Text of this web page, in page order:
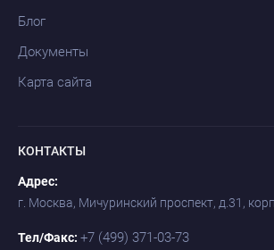
Блог
Документы
Карта сайта
КОНТАКТЫ
Адрес:
г. Москва, Мичуринский проспект, д.31,
Тел/Факс: +7 (499) 371-03-73